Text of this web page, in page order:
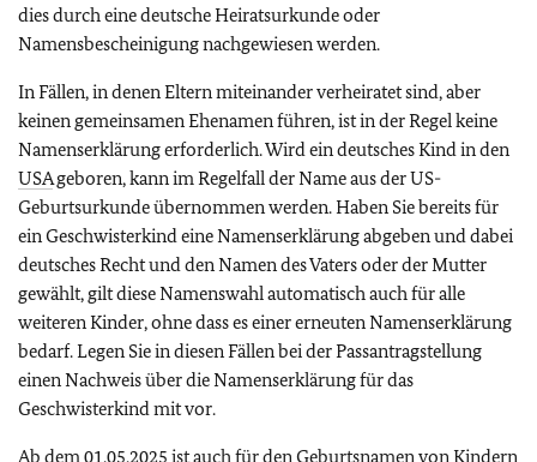
dies durch eine deutsche Heiratsurkunde oder
Namensbescheinigung nachgewiesen werden.
In Fällen, in denen Eltern miteinander verheiratet sind, aber
keinen gemeinsamen Ehenamen führen, ist in der Regel keine
Namenserklärung erforderlich. Wird ein deutsches Kind in den
USAgeboren, kann im Regelfall der Name aus der US-
Geburtsurkunde übernommen werden. Haben Sie bereits für
ein Geschwisterkind eine Namenserklärung abgeben und dabei
deutsches Recht und den Namen des Vaters oder der Mutter
gewählt, gilt diese Namenswahl automatisch auch für alle
weiteren Kinder, ohne dass es einer erneuten Namenserklärung
bedarf. Legen Sie in diesen Fällen bei der Passantragstellung
einen Nachweis über die Namenserklärung für das
Geschwisterkind mit vor.
Ab dem 01.05.2025 ist auch für den Geburtsnamen von Kindern